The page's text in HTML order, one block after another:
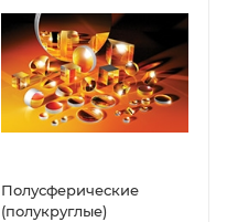
Полусферические
(полукруглые)